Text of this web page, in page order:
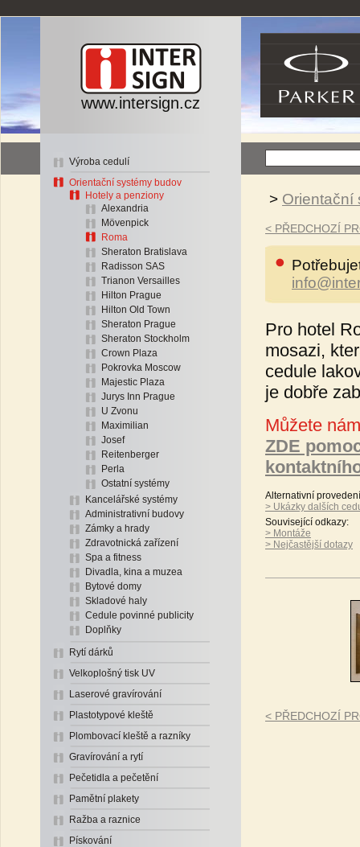
www.intersign.cz
Výroba cedulí
Orientační systémy budov
Hotely a penziony
Alexandria
Mövenpick
Roma
Sheraton Bratislava
Radisson SAS
Trianon Versailles
Hilton Prague
Hilton Old Town
Sheraton Prague
Sheraton Stockholm
Crown Plaza
Pokrovka Moscow
Majestic Plaza
Jurys Inn Prague
U Zvonu
Maximilian
Josef
Reitenberger
Perla
Ostatní systémy
Kancelářské systémy
Administrativní budovy
Zámky a hrady
Zdravotnická zařízení
Spa a fitness
Divadla, kina a muzea
Bytové domy
Skladové haly
Cedule povinné publicity
Doplňky
Rytí dárků
Velkoplošný tisk UV
Laserové gravírování
Plastotypové kleště
Plombovací kleště a razníky
Gravírování a rytí
Pečetidla a pečetění
Pamětní plakety
Ražba a raznice
Pískování
> Orientační
< PŘEDCHOZÍ
Pro hotel
mosazi,
cedule
je dobře
Můžete
ZDE
Alternativní
> Ukázky dalších
Související odkazy:
> Montáže
> Nejčastější dotazy
< PŘEDCHOZÍ